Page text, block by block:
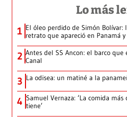
Lo más
1 El óleo perdido de Simón
retrato que apareció en Panamá
2 Antes del SS Ancon: el barco que
Canal
3 La odisea: un matiné a la
4 Samuel Vernaza: ‘La comida
tiene’